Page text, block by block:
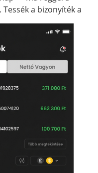
a bizonyíték a